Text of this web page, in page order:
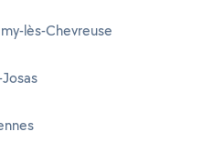
lès-Chevreuse